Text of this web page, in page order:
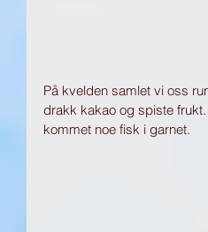
På kvelden samlet vi oss
drakk kakao og spiste
kommet noe fisk i garnet.